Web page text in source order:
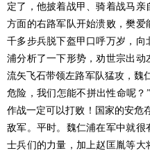
定了，他披着战甲、骑着战马
方面的右路军队开始溃败，樊
千多步兵脱下盔甲口呼万岁，
浦分析了一下形势，劝世宗出
流矢飞石带领左路军队猛攻，魏
危险，我们怎能不拼出性命呢？
作战一定可以打败！国家的安危
敌军。平时。魏仁浦在军中就很
士兵们的力量，加上赵匡胤等大